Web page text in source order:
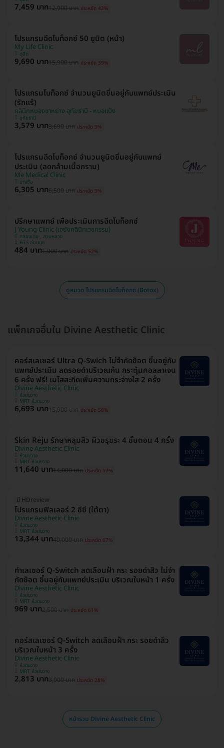
7,459 บาท12,900 บาท ประหยัด 42%
โปรแกรมฉีดโบท็อกซ์ 50 ยูนิต (หน้า)
My Life Clinic
ดุสิต
9,690 บาท15,900 บาท ประหยัด 39%
โปรแกรมโบท็อกซ์ จำนวนยูนิตขึ้นอยู่กับแพทย์ประเมิน
(รักแร้)
คลินิกหนองขาหย่าง อุทัยธานี - หมอแป้ง
อุทัยธานี
3,579 บาท3,690 บาท ประหยัด 3%
โปรแกรมฉีดโบท็อกซ์ จำนวนยูนิตขึ้นอยู่กับแพทย์
ประเมิน (ลดกล้ามเนื้อกราม)
Me Medical Clinic
บางซื่อ
6,305 บาท6,500 บาท ประหยัด 3%
ปรึกษาแพทย์ เพื่อประเมินการฉีดโบท็อกซ์
J Young Clinic (เจยังคลินิกเวชกรรม)
คลองเตย , สวนหลวง
BTS อ่อนนุช
484 บาท1,000 บาท ประหยัด 52%
ดูหมวด โปรแกรมฉีดโบท็อกซ์ (Botox)
แพ็กเกจอื่นใน Divine Aesthetic Clinic
คอร์สเลเซอร์ Ultra Q-Swich ไม่จำกัดช็อต ขึ้นอยู่กับ
แพทย์ประเมิน ลดรอยดำบริเวณก้น กระตุ้นคอลลาเจน
6 ครั้ง ฟรี! เมโสสะกิดเพิ่มความกระจ่างใส 2 ครั้ง
Divine Aesthetic Clinic
ห้วยขวาง
MRT ห้วยขวาง
6,693 บาท15,900 บาท ประหยัด 58%
Skin Reju รักษาหลุมสิว ผิวขรุขระ 4 ขั้นตอน 4 ครั้ง
Divine Aesthetic Clinic
ห้วยขวาง
MRT ห้วยขวาง
11,640 บาท14,000 บาท ประหยัด 17%
มี HDreview
โปรแกรมฟิลเลอร์ 2 ซีซี (ใต้ตา)
Divine Aesthetic Clinic
ห้วยขวาง
MRT ห้วยขวาง
13,344 บาท40,000 บาท ประหยัด 67%
ทำเลเซอร์ Q-Switch ลดเลือนฝ้า​ กระ​ รอยดำสิว ไม่จำ
กัดช็อต ขึ้นอยู่กับแพทย์ประเมิน บริเวณใบหน้า 1 ครั้ง
Divine Aesthetic Clinic
ห้วยขวาง
MRT ห้วยขวาง
969 บาท2,500 บาท ประหยัด 61%
คอร์สเลเซอร์ Q-Switch ลดเลือนฝ้า​ กระ​ รอยดำสิว
บริเวณใบหน้า 3 ครั้ง
Divine Aesthetic Clinic
ห้วยขวาง
MRT ห้วยขวาง
2,813 บาท3,900 บาท ประหยัด 28%
หน้ารวม Divine Aesthetic Clinic